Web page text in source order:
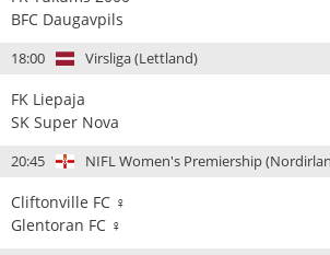
BFC Daugavpils
18:00 Virsliga (Lettland)
FK Liepaja
SK Super Nova
20:45 NIFL Women's Premiership
Cliftonville FC ♀
Glentoran FC ♀